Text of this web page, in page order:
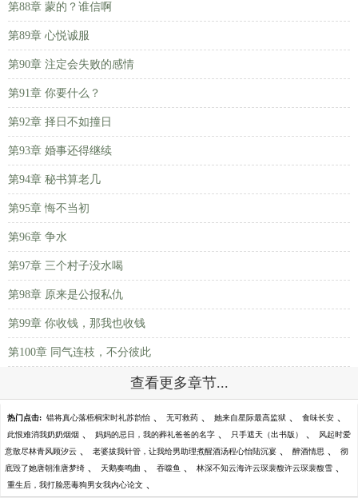
第88章 蒙的？谁信啊
第89章 心悦诚服
第90章 注定会失败的感情
第91章 你要什么？
第92章 择日不如撞日
第93章 婚事还得继续
第94章 秘书算老几
第95章 悔不当初
第96章 争水
第97章 三个村子没水喝
第98章 原来是公报私仇
第99章 你收钱，那我也收钱
第100章 同气连枝，不分彼此
查看更多章节...
热门点击: 错将真心落梧桐宋时礼苏韵怡 、 无可救药 、 她来自星际最高监狱 、 食味长安 、
此恨难消我奶奶烟烟 、 妈妈的忌日，我的葬礼爸爸的名字 、 只手遮天（出书版） 、 风起时爱
意散尽林青风顾汐云 、 老婆拔我针管，让我给男助理煮醒酒汤程心怡陆沉宴 、 醉酒情思 、 彻
底毁了她唐朝淮唐梦绮 、 天鹅奏鸣曲 、 吞噬鱼 、 林深不知云海许云琛裴馥许云琛裴馥雪 、
重生后，我打脸恶毒狗男女我内心论文 、